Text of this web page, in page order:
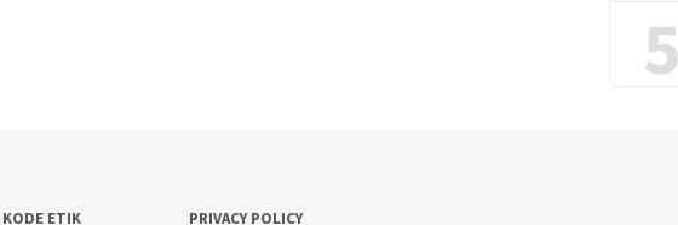
5
KODE ETIK PRIVACY POLICY